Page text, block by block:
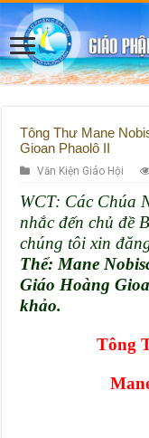
Tông Thư Mane
Gioan Phaolô II
Văn Kiện Giáo Hội
WCT: Các Chúa
nhắc đến chủ đề
chúng tôi xin
Thể: Mane
Giáo Hoàng
khảo.
Tông